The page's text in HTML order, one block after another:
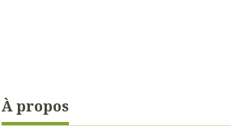
À propos